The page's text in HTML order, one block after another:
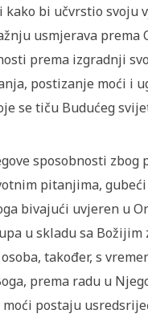
bi učvrstio svoju
usmjerava
prema izgradnji
postizanje moći i
se tiču Budućeg
sposobnosti
pitanjima,
bivajući uvjeren u
u skladu sa
također, s
prema radu u
postaju